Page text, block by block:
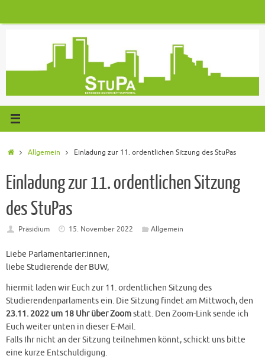
StartAllgemein Einladung zur 11. ordentlichen Sitzung des StuPas
Einladung zur 11. ordentlichen Sitzung
des StuPas
Präsidium 15. November 2022 Allgemein
Liebe Parlamentarier:innen,
liebe Studierende der BUW,
hiermit laden wir Euch zur 11. ordentlichen Sitzung des
Studierendenparlaments ein. Die Sitzung findet am Mittwoch, den
23.11. 2022 um 18 Uhr über Zoomstatt. Den Zoom-Link sende ich
Euch weiter unten in dieser E-Mail.
Falls Ihr nicht an der Sitzung teilnehmen könnt, schickt uns bitte
eine kurze Entschuldigung.